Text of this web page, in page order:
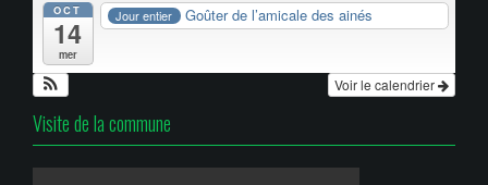
OCT
14
mer
Jour entier Goûter de l’amicale des ainés
Voir le calendrier
Visite de la commune